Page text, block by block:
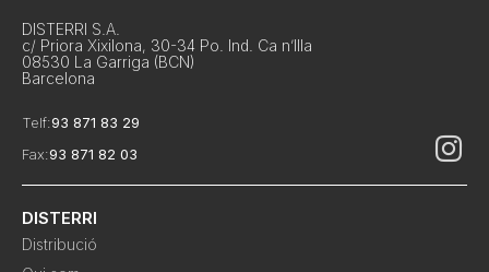
DISTERRI S.A.
c/ Priora Xixilona, 30-34 Po. Ind. Ca n’Illa
08530 La Garriga (BCN)
Barcelona
Telf:93 871 83 29
Fax:93 871 82 03
DISTERRI
Distribució